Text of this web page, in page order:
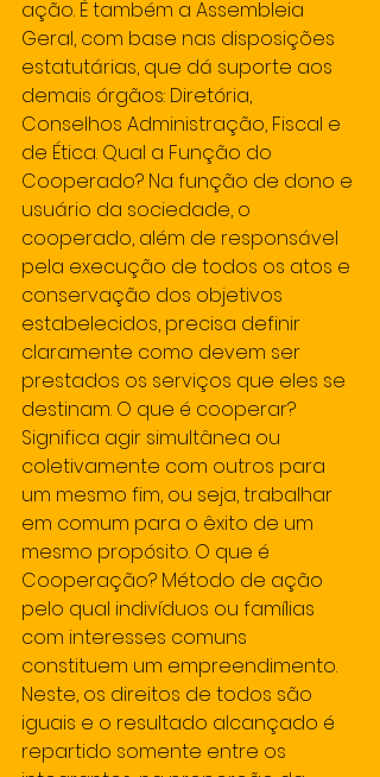
ação. É também a Assembleia
Geral, com base nas disposições
estatutárias, que dá suporte aos
demais órgãos: Diretória,
Conselhos Administração, Fiscal e
de Ética. Qual a Função do
Cooperado? Na função de dono e
usuário da sociedade, o
cooperado, além de responsável
pela execução de todos os atos e
conservação dos objetivos
estabelecidos, precisa definir
claramente como devem ser
prestados os serviços que eles se
destinam. O que é cooperar?
Significa agir simultânea ou
coletivamente com outros para
um mesmo fim, ou seja, trabalhar
em comum para o êxito de um
mesmo propósito. O que é
Cooperação? Método de ação
pelo qual indivíduos ou famílias
com interesses comuns
constituem um empreendimento.
Neste, os direitos de todos são
iguais e o resultado alcançado é
repartido somente entre os